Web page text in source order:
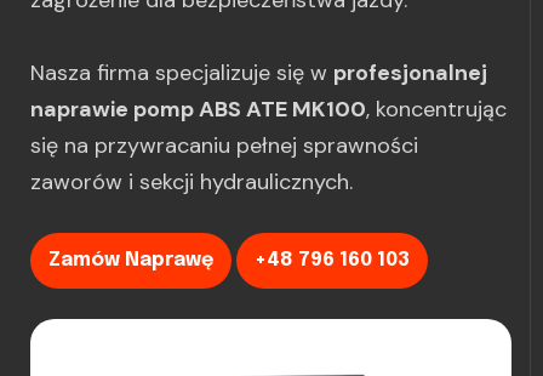
Nasza firma specjalizuje się w profesjonalnej
naprawie pomp ABS ATE MK100, koncentrując
się na przywracaniu pełnej sprawności
zaworów i sekcji hydraulicznych.
Zamów Naprawę +48 796 160 103